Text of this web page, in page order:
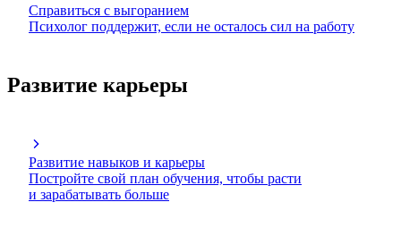
Справиться с выгоранием
Психолог поддержит, если не осталось сил на работу
Развитие карьеры
Развитие навыков и карьеры
Постройте свой план обучения, чтобы расти
и зарабатывать больше